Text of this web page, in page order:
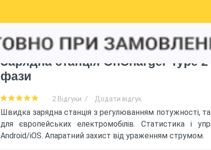
Зарядна станція OnCharger Type
фази
2 Відгуки / Додати відгук
Швидка зарядна станція з регулюванням потужності,
для європейських електромобілів. Статистика і
Android/iOS. Апаратний захист від ураженням струмом.